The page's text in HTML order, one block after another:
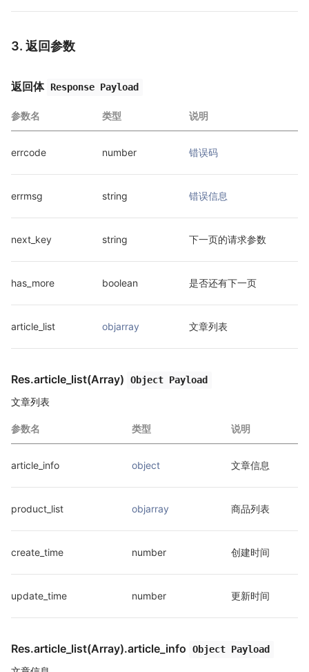
3. 返回参数
返回体 Response Payload
参数名 类型 说明
errcode number 错误码
errmsg string 错误信息
next_key string 下一页的请求参数
has_more boolean 是否还有下一页
article_list objarray 文章列表
Res.article_list(Array) Object Payload
文章列表
参数名 类型 说明
article_info object 文章信息
product_list objarray 商品列表
create_time number 创建时间
update_time number 更新时间
Res.article_list(Array).article_info Object Payload